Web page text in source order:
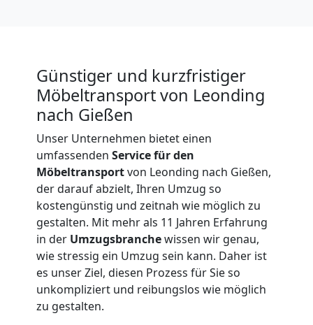
Günstiger und kurzfristiger
Möbeltransport von Leonding
nach Gießen
Unser Unternehmen bietet einen
umfassenden Service für den
Möbeltransportvon Leonding nach Gießen,
der darauf abzielt, Ihren Umzug so
kostengünstig und zeitnah wie möglich zu
gestalten. Mit mehr als 11 Jahren Erfahrung
in der Umzugsbranchewissen wir genau,
wie stressig ein Umzug sein kann. Daher ist
es unser Ziel, diesen Prozess für Sie so
unkompliziert und reibungslos wie möglich
zu gestalten.